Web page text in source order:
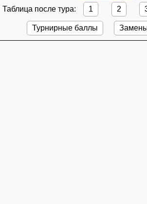
Таблица после тура: 1 2
Турнирные баллы